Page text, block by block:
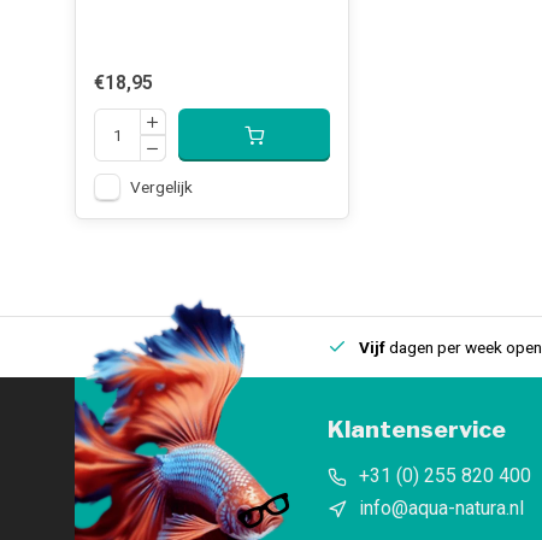
€18,95
Vergelijk
Eenfysieke winkelin IJmuiden Vijfdagen per week open.
Klantenservice
+31 (0) 255 820 400
info@aqua-natura.nl